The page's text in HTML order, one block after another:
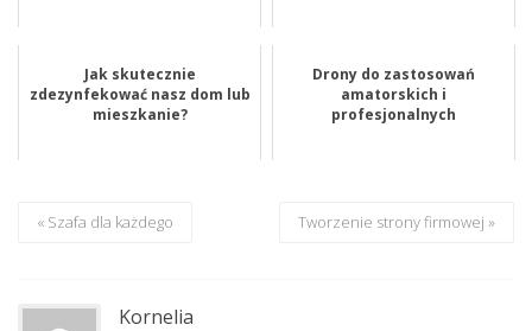
Jak skutecznie
zdezynfekować nasz dom lub
mieszkanie?
Drony do zastosowań
amatorskich i
profesjonalnych
« Szafa dla każdego Tworzenie strony firmowej »
Kornelia